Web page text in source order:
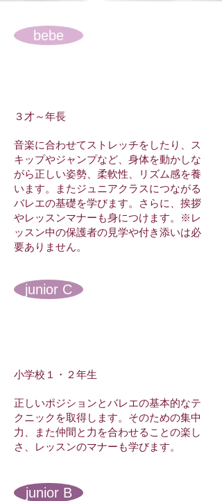
bebe
３才～年長
​音楽に合わせてストレッチをしたり、ス
キップやジャンプなど、身体を動かしな
がら正しい姿勢、柔軟性、リズム感を養
います。またジュニアクラスにつながる
バレエの基礎を学びます。さらに、挨拶
やレッスンマナーも身につけます。※レ
ッスン中の保護者の見学や付き添いは必
要ありません。
junior C
小学校１・２年生
正しいポジションとバレエの基本的なテ
クニックを取得します。​そのための集中
力、また仲間と力を合わせることの楽し
さ、レッスンのマナーも学びます。
junior B